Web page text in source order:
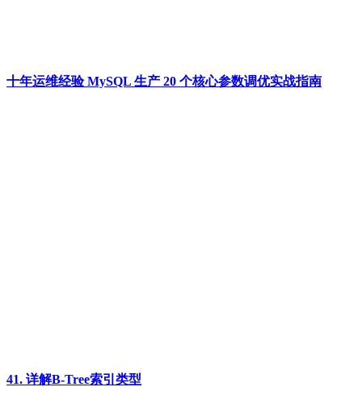
十年运维经验 MySQL 生产 20 个核心参数调优实战指南
41. 详解B-Tree索引类型